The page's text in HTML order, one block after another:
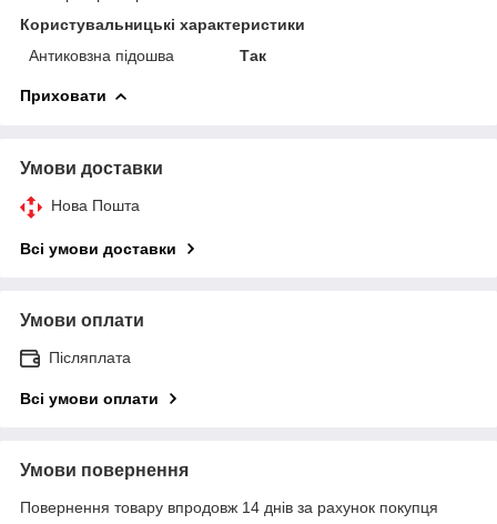
Користувальницькі характеристики
Антиковзна підошва
Так
Приховати
Умови доставки
Нова Пошта
Всі умови доставки
Умови оплати
Післяплата
Всі умови оплати
Умови повернення
Повернення товару впродовж 14 днів за рахунок покупця